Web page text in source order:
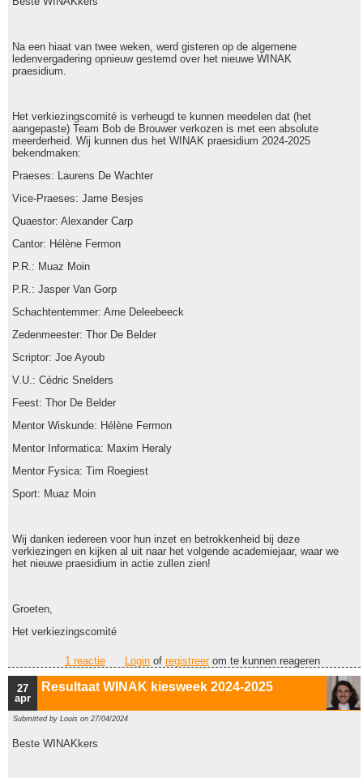
Na een hiaat van twee weken, werd gisteren op de algemene
ledenvergadering opnieuw gestemd over het nieuwe WINAK
praesidium.
Het verkiezingscomité is verheugd te kunnen meedelen dat (het
aangepaste) Team Bob de Brouwer verkozen is met een absolute
meerderheid. Wij kunnen dus het WINAK praesidium 2024-2025
bekendmaken:
Praeses: Laurens De Wachter
Vice-Praeses: Jarne Besjes
Quaestor: Alexander Carp
Cantor: Hélène Fermon
P.R.: Muaz Moin
P.R.: Jasper Van Gorp
Schachtentemmer: Arne Deleebeeck
Zedenmeester: Thor De Belder
Scriptor: Joe Ayoub
V.U.: Cédric Snelders
Feest: Thor De Belder
Mentor Wiskunde: Hélène Fermon
Mentor Informatica: Maxim Heraly
Mentor Fysica: Tim Roegiest
Sport: Muaz Moin
Wij danken iedereen voor hun inzet en betrokkenheid bij deze
verkiezingen en kijken al uit naar het volgende academiejaar, waar we
het nieuwe praesidium in actie zullen zien!
Groeten,
Het verkiezingscomité
1 reactie Login of registreerom te kunnen reageren
27
apr
Resultaat WINAK kiesweek 2024-2025
Submitted by Louis on 27/04/2024
Beste WINAKkers